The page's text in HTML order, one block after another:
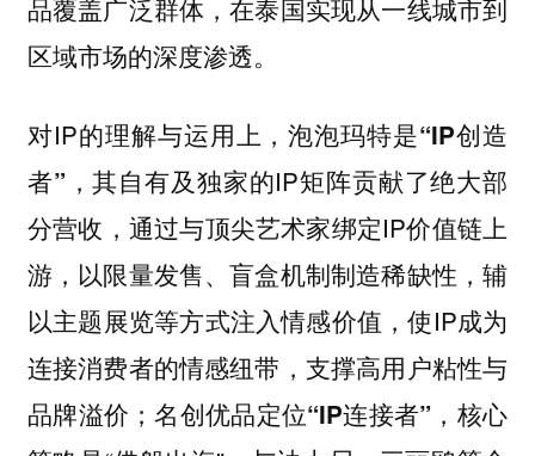
品覆盖广泛群体，在泰国实现从一线城市到
区域市场的深度渗透。
对IP的理解与运用上，泡泡玛特是“IP创造
者”，其自有及独家的IP矩阵贡献了绝大部
分营收，通过与顶尖艺术家绑定IP价值链上
游，以限量发售、盲盒机制制造稀缺性，辅
以主题展览等方式注入情感价值，使IP成为
连接消费者的情感纽带，支撑高用户粘性与
品牌溢价；名创优品定位“IP连接者”， 核心